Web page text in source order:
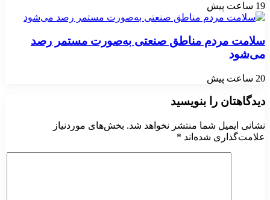
19 ساعت پیش
سلامت مردم مناطق صنعتی به‌صورت مستمر رصد
می‌شود
20 ساعت پیش
دیدگاهتان را بنویسید
نشانی ایمیل شما منتشر نخواهد شد. بخش‌های موردنیاز
علامت‌گذاری شده‌اند *